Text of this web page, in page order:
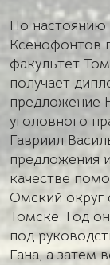
По настоянию
Ксенофонтов
факультет
получает
предложение
уголовного
Гавриил
предложения
качестве
Омский округ
Томске. Год
под
Гана, а затем